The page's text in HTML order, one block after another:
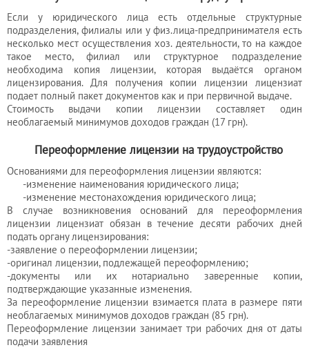
Если у юридического лица есть отдельные структурные
подразделения, филиалы или у физ.лица-предпринимателя есть
несколько мест осуществления хоз. деятельности, то на каждое
такое место, филиал или структурное подразделение
необходима копия лицензии, которая выдаётся органом
лицензирования. Для получения копии лицензии лицензиат
подает полный пакет документов как и при первичной выдаче.
Стоимость выдачи копии лицензии составляет один
необлагаемый минимумов доходов граждан (17 грн).
Переоформление лицензии на трудоустройство
Основаниями для переоформления лицензии являются:
-изменение наименования юридического лица;
-изменение местонахождения юридического лица;
В случае возникновения оснований для переоформления
лицензии лицензиат обязан в течение десяти рабочих дней
подать органу лицензирования:
-заявление о переоформлении лицензии;
-оригинал лицензии, подлежащей переоформлению;
-документы или их нотариально заверенные копии,
подтверждающие указанные изменения.
За переоформление лицензии взимается плата в размере пяти
необлагаемых минимумов доходов граждан (85 грн).
Переоформление лицензии занимает три рабочих дня от даты
подачи заявления